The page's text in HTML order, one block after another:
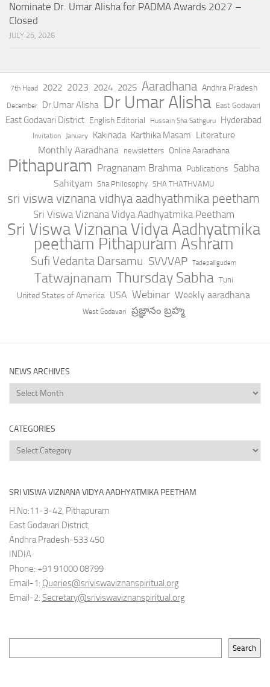
Nominate Dr. Umar Alisha for PADMA Awards 2027 –
Closed
JULY 25, 2026
7th Head 2022 2023 2024 2025 Aaradhana Andhra Pradesh
December Dr.Umar Alisha Dr Umar Alisha East Godavari
East Godavari District English Editorial Hussain Sha Sathguru Hyderabad
Invitation January Kakinada Karthika Masam Literature
Monthly Aaradhana
newsletters Online Aaradhana
Pithapuram Pragnanam Brahma Publications Sabha
Sahityam Sha Philosophy SHA THATHVAMU
sri viswa viznana vidhya aadhyathmika peetham
Sri Viswa Viznana Vidya Aadhyatmika Peetham
Sri Viswa Viznana Vidya Aadhyatmika
peetham Pithapuram Ashram
Sufi Vedanta Darsamu SVVVAP Tadepalligudem
Tatwajnanam Thursday Sabha Tuni
United States of America USA Webinar Weekly aaradhana
West Godavari ప్రజ్ఞానం బ్రహ్మ
NEWS ARCHIVES
News
Archives
CATEGORIES
Categories
SRI VISWA VIZNANA VIDYA AADHYATMIKA PEETHAM
H.No:11-3-42, Pithapuram
East Godavari District,
Andhra Pradesh-533 450
INDIA
Phone: +91 91000 08799
Email-1: Queries@sriviswaviznanspiritual.org
Email-2: Secretary@sriviswaviznanspiritual.org
Search